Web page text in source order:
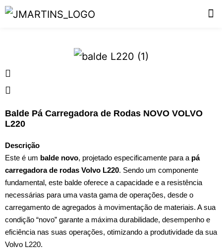
Balde Pá Carregadora de Rodas NOVO VOLVO
L220
Descrição
Este é um balde novo, projetado especificamente para a pá
carregadora de rodas Volvo L220. Sendo um componente
fundamental, este balde oferece a capacidade e a resistência
necessárias para uma vasta gama de operações, desde o
carregamento de agregados à movimentação de materiais. A sua
condição “novo” garante a máxima durabilidade, desempenho e
eficiência nas suas operações, otimizando a produtividade da sua
Volvo L220.